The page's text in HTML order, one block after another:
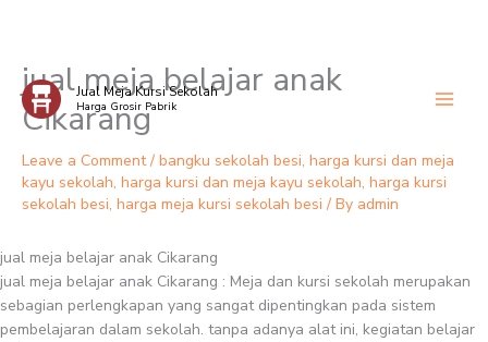
Skip
content
Jual Meja Kursi Sekolah
Harga Grosir Pabrik
jual meja belajar anak
Cikarang
Leave a Comment / bangku sekolah besi, harga kursi dan meja
kayu sekolah, harga kursi dan meja kayu sekolah, harga kursi
sekolah besi, harga meja kursi sekolah besi / By admin
jual meja belajar anak Cikarang
jual meja belajar anak Cikarang : Meja dan kursi sekolah merupakan
sebagian perlengkapan yang sangat dipentingkan pada sistem
pembelajaran dalam sekolah. tanpa adanya alat ini, kegiatan belajar